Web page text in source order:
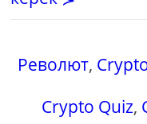
Револют,
Crypto Quiz,